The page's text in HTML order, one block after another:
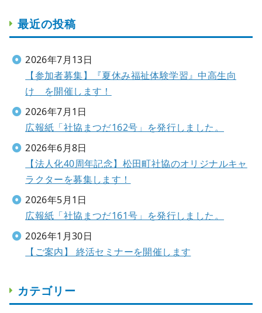
最近の投稿
【参加者募集】『夏休み福祉体験学習』中高生向
け を開催します！
2026年7月13日
広報紙「社協まつだ162号」を発行しました。
2026年7月1日
【法人化40周年記念】松田町社協のオリジナルキャ
ラクターを募集します！
2026年6月8日
広報紙「社協まつだ161号」を発行しました。
2026年5月1日
【ご案内】 終活セミナーを開催します
2026年1月30日
カテゴリー